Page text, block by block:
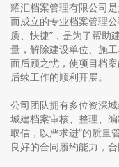
耀汇档案管理有限公司
而成立的专业档案管理
质、快捷”，是为了帮助
量，解除建设单位、施
面后顾之忧，使项目档
后续工作的顺利开展。
公司团队拥有多位资深
城建档案审核、整理、
取信，以严求进”的质量
良好的合同履约能力，